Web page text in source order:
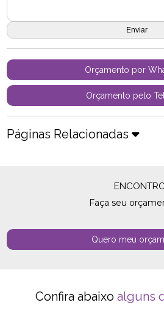
Orçamento por
Orçamento pelo
Páginas Relacionadas
Faça seu
Quero meu
Confira abaixo alguns